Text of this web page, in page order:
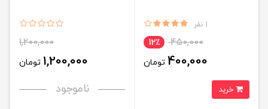
1 نفر
450,000 12٪
400,000 تومان
1,200,000
1,200,000 تومان
ناموجود